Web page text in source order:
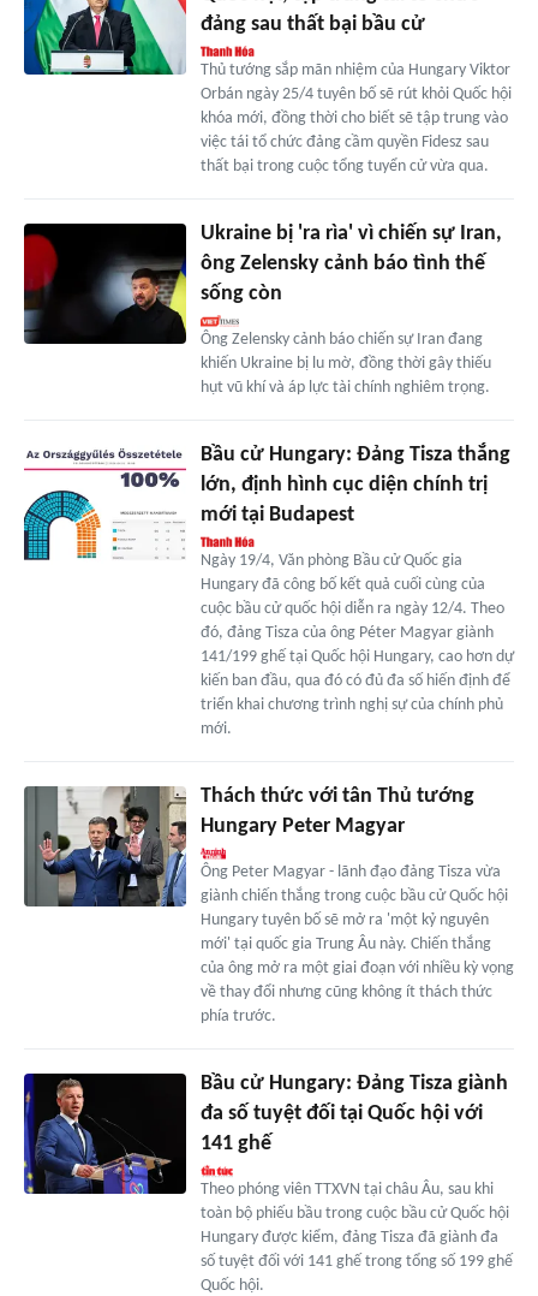
đảng sau thất bại bầu cử
Thủ tướng sắp mãn nhiệm của Hungary Viktor
Orbán ngày 25/4 tuyên bố sẽ rút khỏi Quốc hội
khóa mới, đồng thời cho biết sẽ tập trung vào
việc tái tổ chức đảng cầm quyền Fidesz sau
thất bại trong cuộc tổng tuyển cử vừa qua.
Ukraine bị 'ra rìa' vì chiến sự Iran,
ông Zelensky cảnh báo tình thế
sống còn
Ông Zelensky cảnh báo chiến sự Iran đang
khiến Ukraine bị lu mờ, đồng thời gây thiếu
hụt vũ khí và áp lực tài chính nghiêm trọng.
Bầu cử Hungary: Đảng Tisza thắng
lớn, định hình cục diện chính trị
mới tại Budapest
Ngày 19/4, Văn phòng Bầu cử Quốc gia
Hungary đã công bố kết quả cuối cùng của
cuộc bầu cử quốc hội diễn ra ngày 12/4. Theo
đó, đảng Tisza của ông Péter Magyar giành
141/199 ghế tại Quốc hội Hungary, cao hơn dự
kiến ban đầu, qua đó có đủ đa số hiến định để
triển khai chương trình nghị sự của chính phủ
mới.
Thách thức với tân Thủ tướng
Hungary Peter Magyar
Ông Peter Magyar - lãnh đạo đảng Tisza vừa
giành chiến thắng trong cuộc bầu cử Quốc hội
Hungary tuyên bố sẽ mở ra 'một kỷ nguyên
mới' tại quốc gia Trung Âu này. Chiến thắng
của ông mở ra một giai đoạn với nhiều kỳ vọng
về thay đổi nhưng cũng không ít thách thức
phía trước.
Bầu cử Hungary: Đảng Tisza giành
đa số tuyệt đối tại Quốc hội với
141 ghế
Theo phóng viên TTXVN tại châu Âu, sau khi
toàn bộ phiếu bầu trong cuộc bầu cử Quốc hội
Hungary được kiểm, đảng Tisza đã giành đa
số tuyệt đối với 141 ghế trong tổng số 199 ghế
Quốc hội.